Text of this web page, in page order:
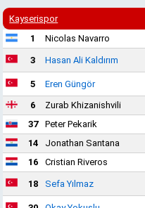
Kayserispor
1
Nicolas Navarro
3 Hasan Ali Kaldırım
5
Eren Güngör
6
Zurab Khizanishvili
37
Peter Pekarik
14
Jonathan Santana
16
Cristian Riveros
18 Sefa Yılmaz